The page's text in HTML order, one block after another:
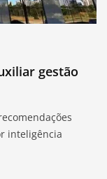
gestão
inteligência